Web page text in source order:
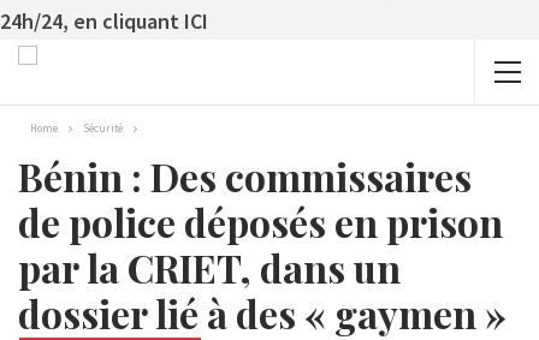
24h/24, en cliquant ICI
Home Sécurité
Bénin : Des commissaires
de police déposés en prison
par la CRIET, dans un
dossier lié à des « gaymen »